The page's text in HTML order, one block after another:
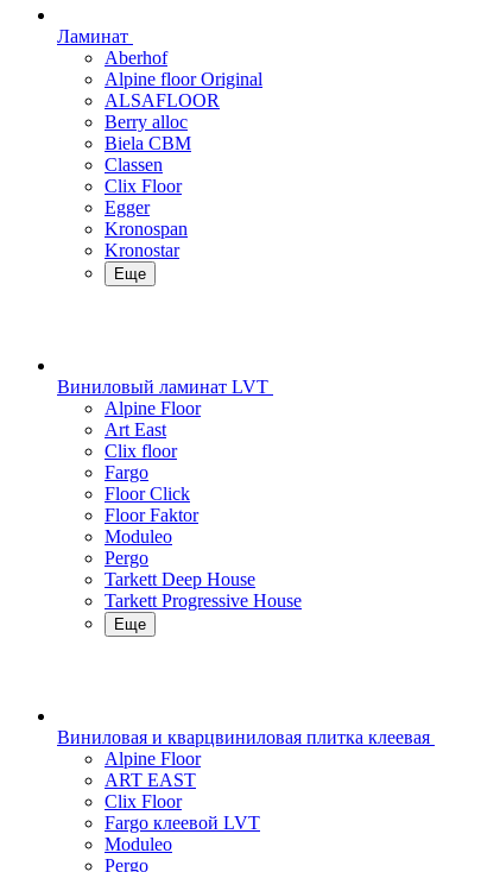
Ламинат
Aberhof
Alpine floor Original
ALSAFLOOR
Berry alloc
Biela CBM
Classen
Clix Floor
Egger
Kronospan
Kronostar
Еще
Виниловый ламинат LVT
Alpine Floor
Art East
Clix floor
Fargo
Floor Click
Floor Faktor
Moduleo
Pergo
Tarkett Deep House
Tarkett Progressive House
Еще
Виниловая и кварцвиниловая плитка клеевая
Alpine Floor
ART EAST
Clix Floor
Fargo клеевой LVT
Moduleo
Pergo